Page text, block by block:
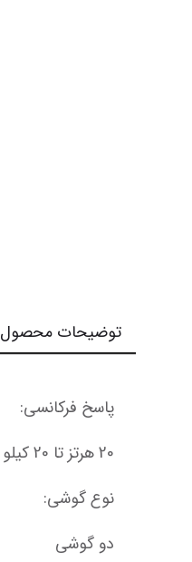
توضیحات محصول
پاسخ فرکانسی:
20 هرتز تا 20 کیلو هرتز
نوع گوشی:
دو گوشی